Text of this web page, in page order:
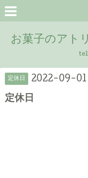
お菓子のア
tel
定休日 2022-09-
定休日